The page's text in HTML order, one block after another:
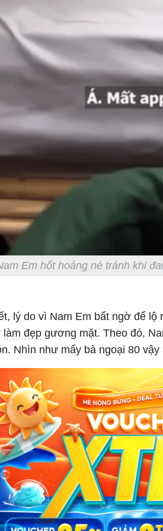
Em hốt hoảng né tránh khi
lý do vì Nam Em bất ngờ để lộ
làm đẹp gương mặt. Theo đó,
Nhìn như mấy bà ngoại 80 vậy